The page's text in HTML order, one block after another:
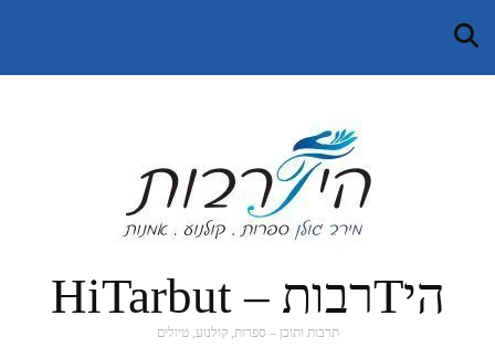
היTרבות – HiTarbut
תרבות ותוכן – ספרות, קולנוע, טיולים